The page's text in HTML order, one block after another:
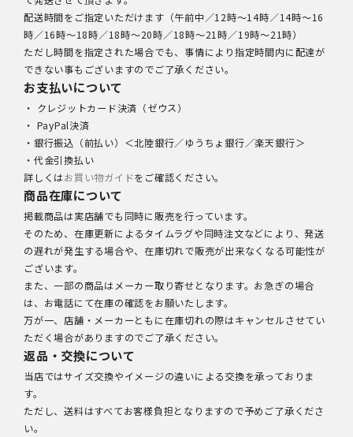
配送時間をご指定いただけます（午前中／12時～14時／14時～16
時／16時～18時／18時～20時／18時～21時／19時～21時）
ただし時間を指定された場合でも、事情により指定時間内に配達が
できない事もございますのでご了承ください。
お支払いについて
・ クレジットカード決済（ゼウス）
・ PayPal決済
・銀行振込（前払い）＜北陸銀行／ゆうちょ銀行／楽天銀行＞
・代金引換払い
詳しくはお買い物ガイドをご確認ください。
商品在庫について
掲載商品は実店舗でも同時に販売を行っています。
そのため、在庫更新によるタイムラグや同時注文などにより、発送
の遅れが発生する場合や、在庫切れで販売が出来なくなる可能性が
ございます。
また、一部の商品はメーカー取り寄せとなります。お急ぎの場合
は、お電話にて在庫の確認をお願いたします。
万が一、店舗・メーカーともに在庫切れの際はキャンセルさせてい
ただく場合がありますのでご了承ください。
返品・交換について
当店ではサイズ交換やイメージの違いによる交換を承っておりま
す。
ただし、送料はすべてお客様負担となりますので予めご了承くださ
い。